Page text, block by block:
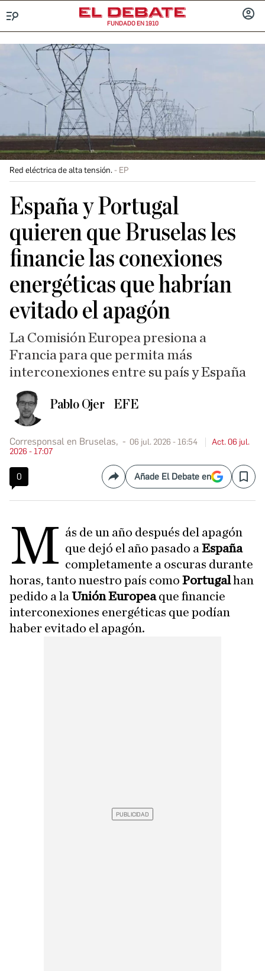
FUNDADO EN 1910
Red eléctrica de alta tensión. EP
España y Portugal
quieren que Bruselas les
financie las conexiones
energéticas que habrían
evitado el apagón
La Comisión Europea presiona a
Francia para que permita más
interconexiones entre su país y España
Pablo Ojer EFE
Corresponsal en Bruselas, 06 jul. 2026 - 16:54
Act. 06 jul.
2026 - 17:07
0 CompartirAñade El Debate en Save
M ás de un año después del apagón
que dejó el año pasado aEspaña
completamente a oscuras durante
horas, tanto nuestro país como Portugalhan
pedido a la Unión Europeaque financie
interconexiones energéticas que podían
haber evitado el apagón.